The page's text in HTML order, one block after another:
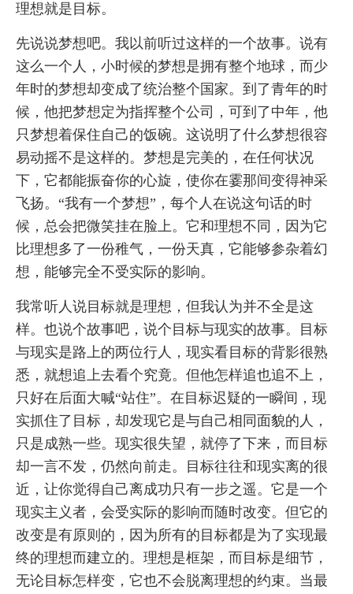
理想就是目标。
先说说梦想吧。我以前听过这样的一个故事。说有
这么一个人，小时候的梦想是拥有整个地球，而少
年时的梦想却变成了统治整个国家。到了青年的时
候，他把梦想定为指挥整个公司，可到了中年，他
只梦想着保住自己的饭碗。这说明了什么梦想很容
易动摇不是这样的。梦想是完美的，在任何状况
下，它都能振奋你的心旋，使你在霎那间变得神采
飞扬。“我有一个梦想”，每个人在说这句话的时
候，总会把微笑挂在脸上。它和理想不同，因为它
比理想多了一份稚气，一份天真，它能够参杂着幻
想，能够完全不受实际的影响。
我常听人说目标就是理想，但我认为并不全是这
样。也说个故事吧，说个目标与现实的故事。目标
与现实是路上的两位行人，现实看目标的背影很熟
悉，就想追上去看个究竟。但他怎样追也追不上，
只好在后面大喊“站住”。在目标迟疑的一瞬间，现
实抓住了目标，却发现它是与自己相同面貌的人，
只是成熟一些。现实很失望，就停了下来，而目标
却一言不发，仍然向前走。目标往往和现实离的很
近，让你觉得自己离成功只有一步之遥。它是一个
现实主义者，会受实际的影响而随时改变。但它的
改变是有原则的，因为所有的目标都是为了实现最
终的理想而建立的。理想是框架，而目标是细节，
无论目标怎样变，它也不会脱离理想的约束。当最